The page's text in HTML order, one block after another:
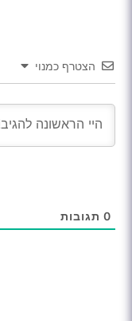
הצטרף כמנוי
0 תגובות